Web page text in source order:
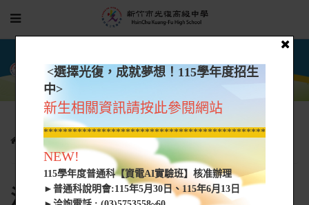
招生資訊 活動照片 2024新竹巿菁英盃英語競賽
活動照片
<選擇光復，成就夢想！115學年度招生
中>
新生相關資訊請按此參閱網站
*****************************************************
NEW!
115學年度普通科【資電AI實驗班】核准辦理
►普通科說明會:115年5月30日、115年6月13日